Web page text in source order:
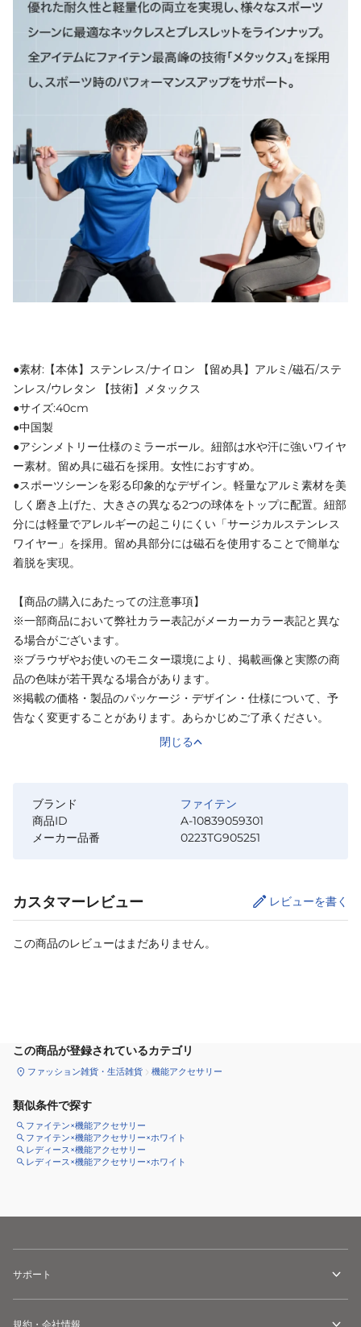
●素材:【本体】ステンレス/ナイロン 【留め具】アルミ/磁石/ステ
ンレス/ウレタン 【技術】メタックス
●サイズ:40cm
●中国製
●アシンメトリー仕様のミラーボール。紐部は水や汗に強いワイヤ
ー素材。留め具に磁石を採用。女性におすすめ。
●スポーツシーンを彩る印象的なデザイン。軽量なアルミ素材を美
しく磨き上げた、大きさの異なる2つの球体をトップに配置。紐部
分には軽量でアレルギーの起こりにくい「サージカルステンレス
ワイヤー」を採用。留め具部分には磁石を使用することで簡単な
着脱を実現。
【商品の購入にあたっての注意事項】
※一部商品において弊社カラー表記がメーカーカラー表記と異な
る場合がございます。
※ブラウザやお使いのモニター環境により、掲載画像と実際の商
品の色味が若干異なる場合があります。
※掲載の価格・製品のパッケージ・デザイン・仕様について、予
告なく変更することがあります。あらかじめご了承ください。
閉じる
ブランド
ファイテン
商品ID
A-10839059301
メーカー品番
0223TG905251
カスタマーレビュー レビューを書く
この商品のレビューはまだありません。
この商品が登録されているカテゴリ
ファッション雑貨・生活雑貨 機能アクセサリー
類似条件で探す
ファイテン×機能アクセサリー
ファイテン×機能アクセサリー×ホワイト
レディース×機能アクセサリー
レディース×機能アクセサリー×ホワイト
サポート
規約・会社情報